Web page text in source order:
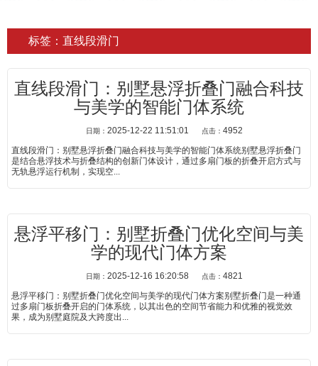
标签：直线段滑门
直线段滑门：别墅悬浮折叠门融合科技
与美学的智能门体系统
日期： 2025-12-22 11:51:01 点击： 4952
直线段滑门：别墅悬浮折叠门融合科技与美学的智能门体系统别墅悬浮折叠门
是结合悬浮技术与折叠结构的创新门体设计，通过多扇门板的折叠开启方式与
无轨悬浮运行机制，实现空...
悬浮平移门：别墅折叠门优化空间与美
学的现代门体方案
日期： 2025-12-16 16:20:58 点击： 4821
悬浮平移门：别墅折叠门优化空间与美学的现代门体方案别墅折叠门是一种通
过多扇门板折叠开启的门体系统，以其出色的空间节省能力和优雅的视觉效
果，成为别墅庭院及大跨度出...